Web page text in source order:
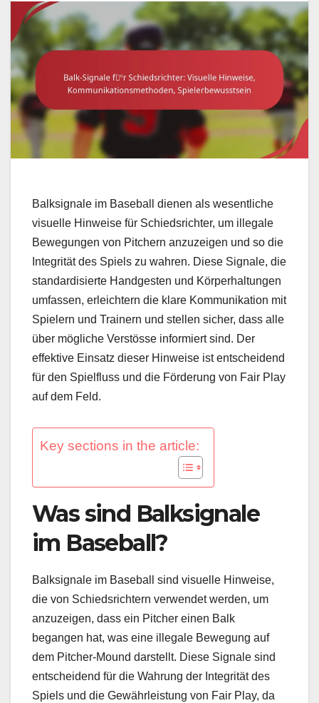
Balksignale im Baseball dienen als wesentliche
visuelle Hinweise für Schiedsrichter, um illegale
Bewegungen von Pitchern anzuzeigen und so die
Integrität des Spiels zu wahren. Diese Signale, die
standardisierte Handgesten und Körperhaltungen
umfassen, erleichtern die klare Kommunikation mit
Spielern und Trainern und stellen sicher, dass alle
über mögliche Verstösse informiert sind. Der
effektive Einsatz dieser Hinweise ist entscheidend
für den Spielfluss und die Förderung von Fair Play
auf dem Feld.
Key sections in the article:
Was sind Balksignale
im Baseball?
Balksignale im Baseball sind visuelle Hinweise,
die von Schiedsrichtern verwendet werden, um
anzuzeigen, dass ein Pitcher einen Balk
begangen hat, was eine illegale Bewegung auf
dem Pitcher-Mound darstellt. Diese Signale sind
entscheidend für die Wahrung der Integrität des
Spiels und die Gewährleistung von Fair Play, da